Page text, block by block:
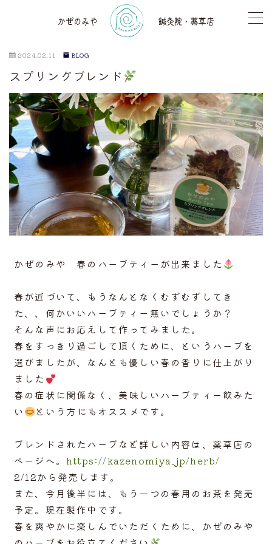
TOP
薬草店
気功レッスン
鍼灸
アロマセラピー
ABOUT
2024.02.11 BLOG
スプリングブレンド
かぜのみや 春のハーブティーが出来ました
春が近づいて、もうなんとなくむずむずしてき
た、、何かいいハーブティー無いでしょうか？
そんな声にお応えして作ってみました。
春をすっきり過ごして頂くために、というハーブを
選びましたが、なんとも優しい春の香りに仕上がり
ました
春の症状に関係なく、美味しいハーブティー飲みた
い
という方にもオススメです。
ブレンドされたハーブなど詳しい内容は、薬草店の
ページへ。 https://kazenomiya.jp/herb/
2/12から発売します。
また、今月後半には、もう一つの春用のお茶を発売
予定。現在製作中です。
春を爽やかに楽しんでいただくために、かぜのみや